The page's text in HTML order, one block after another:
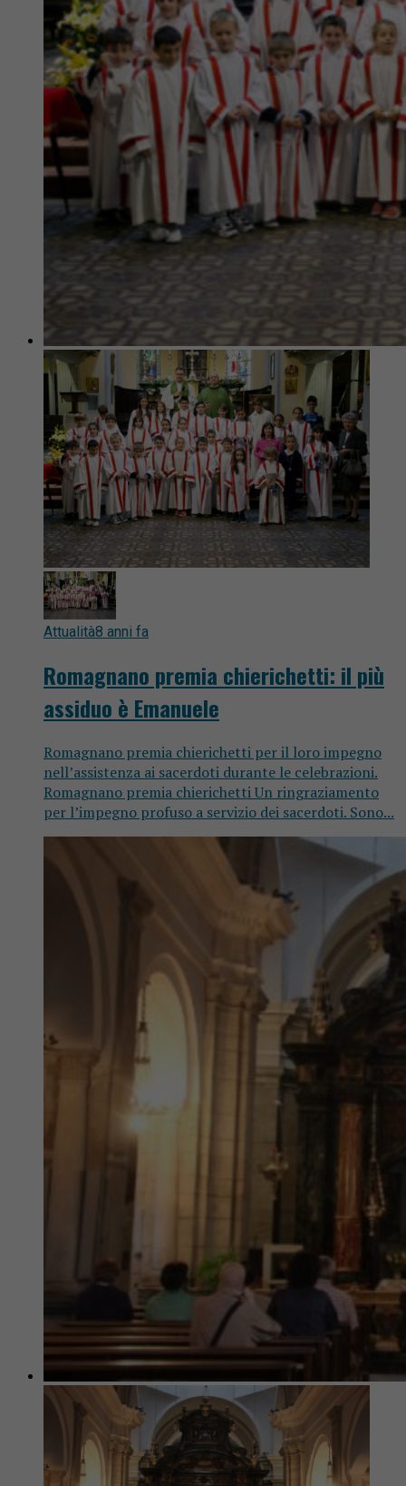
Attualità8 anni fa
Romagnano premia chierichetti: il più
assiduo è Emanuele
Romagnano premia chierichetti per il loro impegno
nell’assistenza ai sacerdoti durante le celebrazioni.
Romagnano premia chierichetti Un ringraziamento
per l’impegno profuso a servizio dei sacerdoti. Sono...